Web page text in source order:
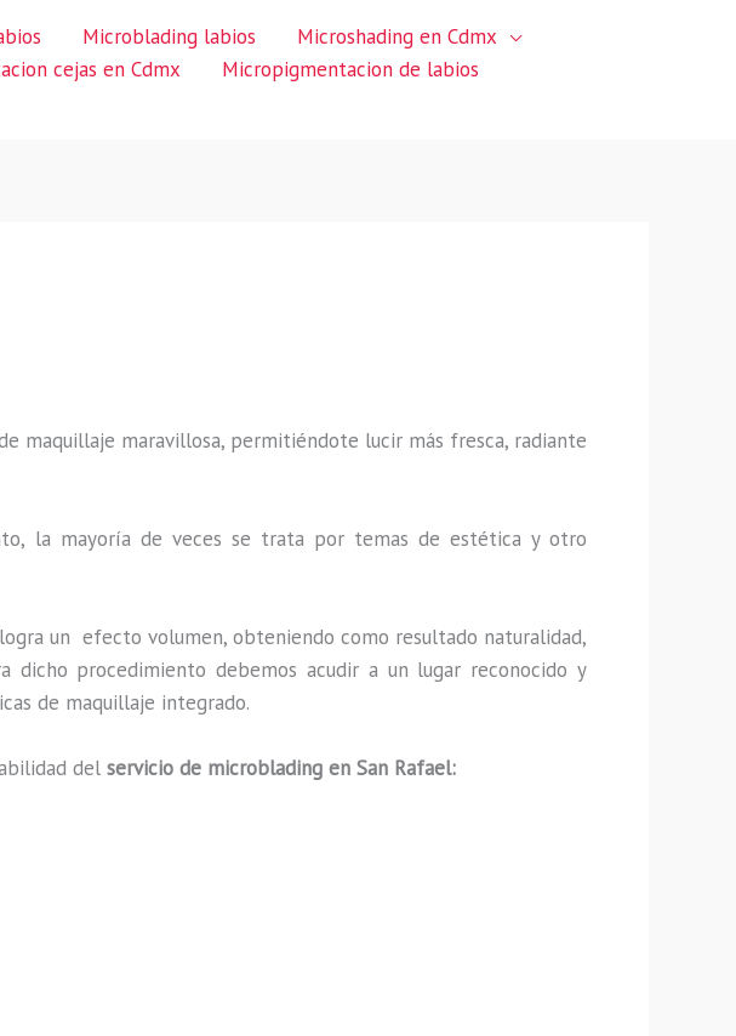
Microblading labios
Microshading en Cdmx
cejas en Cdmx
Micropigmentacion de labios
maquillaje maravillosa, permitiéndote lucir más fresca, radiante
la mayoría de veces se trata por temas de estética y otro
logra un efecto volumen, obteniendo como resultado naturalidad,
dicho procedimiento debemos acudir a un lugar reconocido y
de maquillaje integrado.
del servicio de microblading en San Rafael: